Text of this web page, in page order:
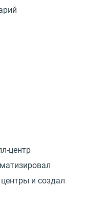
центр
и создал